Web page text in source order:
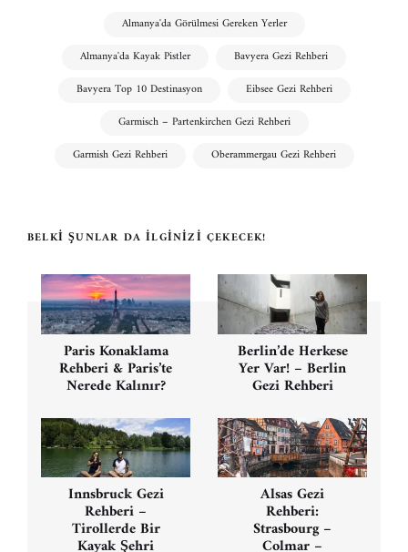
Almanya'da Görülmesi Gereken Yerler
Almanya'da Kayak Pistler
Bavyera Gezi Rehberi
Bavyera Top 10 Destinasyon
Eibsee Gezi Rehberi
Garmisch – Partenkirchen Gezi Rehberi
Garmish Gezi Rehberi
Oberammergau Gezi Rehberi
BELKI ŞUNLAR DA İLGINIZI ÇEKECEK!
Paris Konaklama
Rehberi & Paris’te
Nerede Kalınır?
Berlin’de Herkese
Yer Var! – Berlin
Gezi Rehberi
Innsbruck Gezi
Rehberi –
Tirollerde Bir
Kayak Şehri
Alsas Gezi
Rehberi:
Strasbourg –
Colmar –
Yazı
gezinmesi